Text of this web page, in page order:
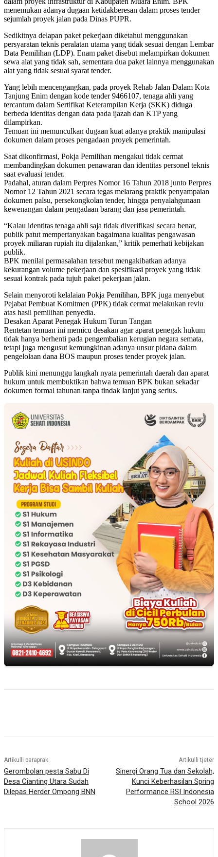
menemukan adanya dugaan ketidakberesan dalam proses tender
sejumlah proyek jalan pada Dinas PUPR.
Sedikitnya delapan paket pekerjaan diketahui menggunakan
persyaratan teknis peralatan utama yang tidak sesuai dengan Lembar
Data Pemilihan (LDP). Enam paket disebut melampirkan dokumen
sewa alat yang tidak sah, sementara dua paket lainnya menggunakan
alat yang tidak sesuai syarat tender.
Yang lebih mencengangkan, pada proyek Rehab Jalan Dalam Kota
Tanjung Enim dengan kode tender 9466107, tenaga ahli yang
tercantum dalam Sertifikat Keterampilan Kerja (SKK) diduga
berbeda identitas dengan data pada ijazah dan KTP yang
dilampirkan.
Temuan ini memunculkan dugaan kuat adanya praktik manipulasi
dokumen dalam proses pengadaan proyek pemerintah.
Saat dikonfirmasi, Pokja Pemilihan mengakui tidak cermat
membandingkan dokumen penawaran dan identitas personel teknis
saat evaluasi tender.
Padahal, aturan dalam Perpres Nomor 16 Tahun 2018 junto Perpres
Nomor 12 Tahun 2021 secara tegas melarang praktik penyampaian
dokumen palsu, persekongkolan tender, hingga penyalahgunaan
kewenangan dalam pengadaan barang dan jasa pemerintah.
“Kalau identitas tenaga ahli saja tidak diverifikasi secara benar,
publik patut mempertanyakan bagaimana kualitas pengawasan
proyek miliaran rupiah itu dijalankan,” kritik pemerhati kebijakan
publik.
BPK menilai permasalahan tersebut mengakibatkan adanya
kekurangan volume pekerjaan dan spesifikasi proyek yang tidak
sesuai kontrak pada tujuh paket pekerjaan jalan.
Selain menyoroti kelalaian Pokja Pemilihan, BPK juga menyebut
Pejabat Pembuat Komitmen (PPK) tidak cermat melakukan reviu
atas hasil pemilihan penyedia.
Desakan Aparat Penegak Hukum Turun Tangan
Rentetan temuan ini memicu desakan agar aparat penegak hukum
tidak hanya berhenti pada pengembalian kerugian negara semata,
tetapi juga mengusut kemungkinan adanya unsur pidana dalam
pengelolaan dana BOS maupun proses tender proyek jalan.
Publik kini menunggu langkah nyata pemerintah daerah dan aparat
hukum untuk membuktikan bahwa temuan BPK bukan sekadar
dokumen formal tahunan tanpa tindak lanjut yang serius.
Artikulli paraprak
Gerombolan pesta Sabu Di
Desa Cianting Utara Sudah
Dilepas Herder Ompong BNN
Artikulli tjetër
Sinergi Orang Tua dan Sekolah,
Kunci Keberhasilan Spring
Performance RSI Indonesia
School 2026